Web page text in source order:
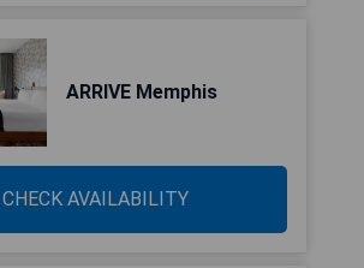
ARRIVE Memphis
CHECK AVAILABILITY